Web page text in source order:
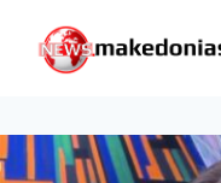
content